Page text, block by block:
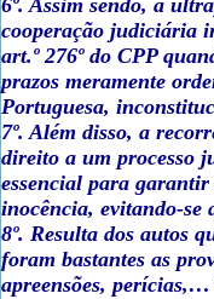
6º. Assim sendo, a
cooperação judiciária
art.º 276º do CPP
prazos meramente
Portuguesa,
7º. Além disso, a
direito a um processo
essencial para
inocência, evitando-se
8º. Resulta dos autos
foram bastantes as
apreensões,